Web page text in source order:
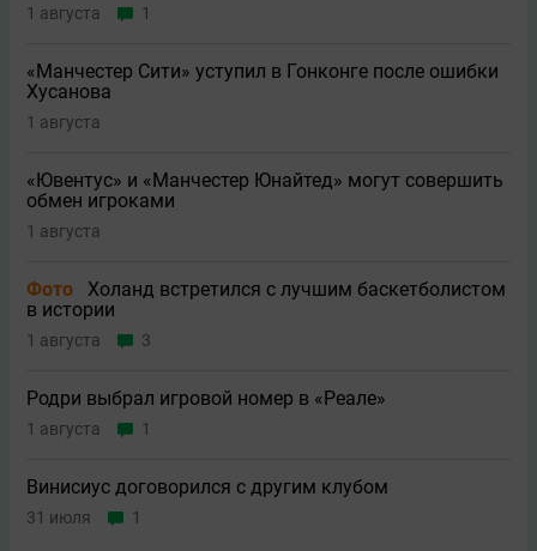
1 августа 1
«Манчестер Сити» уступил в Гонконге после ошибки
Хусанова
1 августа
«Ювентус» и «Манчестер Юнайтед» могут совершить
обмен игроками
1 августа
Фото
Холанд встретился с лучшим баскетболистом
в истории
1 августа 3
Родри выбрал игровой номер в «Реале»
1 августа 1
Винисиус договорился с другим клубом
31 июля 1